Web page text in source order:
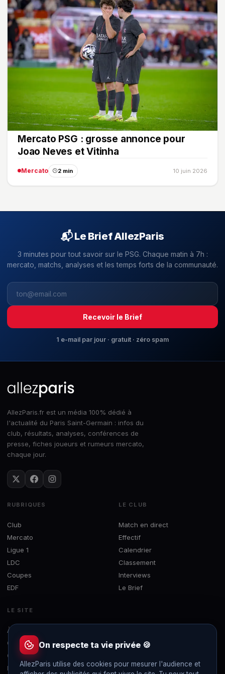
Mercato PSG : grosse annonce pour
Joao Neves et Vitinha
Mercato 2 min 10 juin 2026
📬 Le Brief AllezParis
3 minutes pour tout savoir sur le PSG. Chaque matin à 7h :
mercato, matchs, analyses et les temps forts de la communauté.
Recevoir le Brief
1 e-mail par jour · gratuit · zéro spam
AllezParis.fr est un média 100% dédié à
l'actualité du Paris Saint-Germain : infos du
club, résultats, analyses, conférences de
presse, fiches joueurs et rumeurs mercato,
chaque jour.
RUBRIQUES
Club
Mercato
Ligue 1
LDC
Coupes
EDF
LE CLUB
Match en direct
Effectif
Calendrier
Classement
Interviews
Le Brief
LE SITE
À propos
Concours
Contact
Mentions légales
On respecte ta vie privée 🍪
AllezParis utilise des cookies pour mesurer l'audience et